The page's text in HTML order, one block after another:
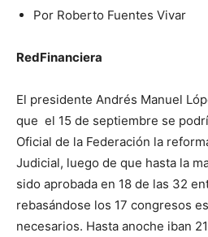
Por Roberto Fuentes Vivar
RedFinanciera
El presidente Andrés Manuel
que el 15 de septiembre se
Oficial de la Federación la
Judicial, luego de que hasta la
sido aprobada en 18 de las 32
rebasándose los 17 congresos
necesarios. Hasta anoche iban